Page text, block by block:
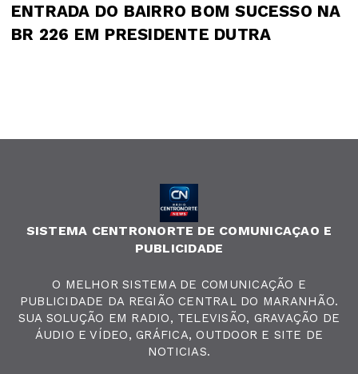
ENTRADA DO BAIRRO BOM SUCESSO NA
BR 226 EM PRESIDENTE DUTRA
SISTEMA CENTRONORTE DE COMUNICAÇAO E
PUBLICIDADE
O MELHOR SISTEMA DE COMUNICAÇÃO E
PUBLICIDADE DA REGIÃO CENTRAL DO MARANHÃO.
SUA SOLUÇÃO EM RADIO, TELEVISÃO, GRAVAÇÃO DE
ÁUDIO E VÍDEO, GRÁFICA, OUTDOOR E SITE DE
NOTICIAS.